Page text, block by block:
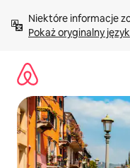
treści Pokaż oryginalny język